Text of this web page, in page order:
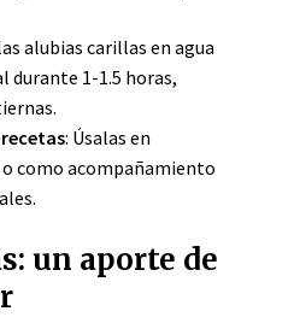
alubias carillas en agua
durante 1-1.5 horas,
: Úsalas en
o como acompañamiento
un aporte de